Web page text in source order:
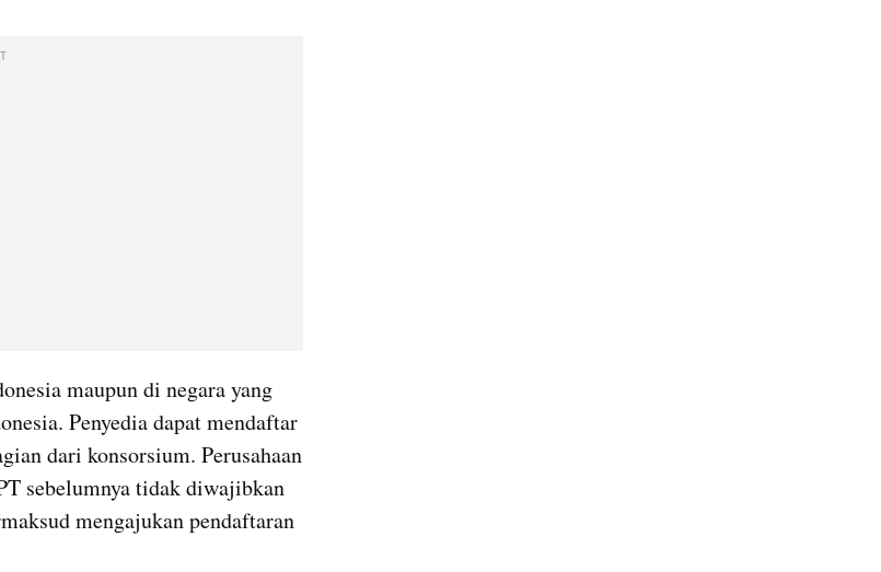
maupun di negara yang
Penyedia dapat mendaftar
dari konsorsium. Perusahaan
sebelumnya tidak diwajibkan
mengajukan pendaftaran